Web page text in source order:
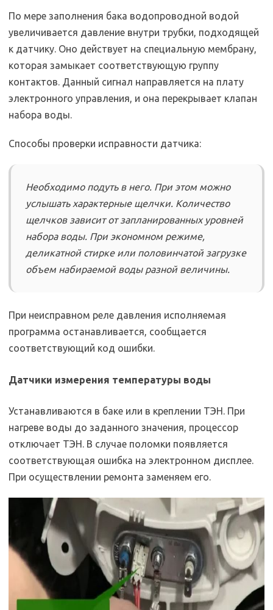
По мере заполнения бака водопроводной водой
увеличивается давление внутри трубки, подходящей
к датчику. Оно действует на специальную мембрану,
которая замыкает соответствующую группу
контактов. Данный сигнал направляется на плату
электронного управления, и она перекрывает клапан
набора воды.
Способы проверки исправности датчика:
Необходимо подуть в него. При этом можно
услышать характерные щелчки. Количество
щелчков зависит от запланированных уровней
набора воды. При экономном режиме,
деликатной стирке или половинчатой загрузке
объем набираемой воды разной величины.
При неисправном реле давления исполняемая
программа останавливается, сообщается
соответствующий код ошибки.
Датчики измерения температуры воды
Устанавливаются в баке или в креплении ТЭН. При
нагреве воды до заданного значения, процессор
отключает ТЭН. В случае поломки появляется
соответствующая ошибка на электронном дисплее.
При осуществлении ремонта заменяем его.